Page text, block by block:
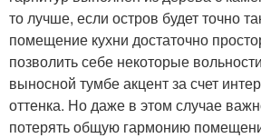
Остров на кухне
то лучше, если остров будет точно
помещение кухни достаточно
позволить себе некоторые
выносной тумбе акцент за счет
оттенка. Но даже в этом случае
потерять общую гармонию